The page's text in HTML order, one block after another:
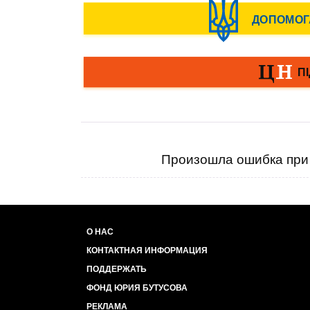
Произошла ошибка при
О НАС
КОНТАКТНАЯ ИНФОРМАЦИЯ
ПОДДЕРЖАТЬ
ФОНД ЮРИЯ БУТУСОВА
РЕКЛАМА